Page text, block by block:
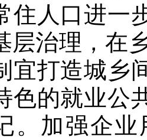
住人口进一
层治理，在
宜打造城乡
色的就业公
。加强企